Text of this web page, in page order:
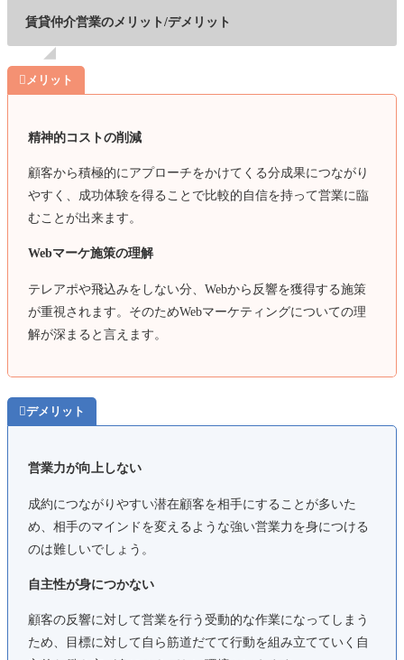
賃貸仲介営業のメリット/デメリット
 メリット
精神的コストの削減
顧客から積極的にアプローチをかけてくる分成果につながり
やすく、成功体験を得ることで比較的自信を持って営業に臨
むことが出来ます。
Webマーケ施策の理解
テレアポや飛込みをしない分、Webから反響を獲得する施策
が重視されます。そのためWebマーケティングについての理
解が深まると言えます。
デメリット
営業力が向上しない
成約につながりやすい潜在顧客を相手にすることが多いた
め、相手のマインドを変えるような強い営業力を身につける
のは難しいでしょう。
自主性が身につかない
顧客の反響に対して営業を行う受動的な作業になってしまう
ため、目標に対して自ら筋道だてて行動を組み立てていく自